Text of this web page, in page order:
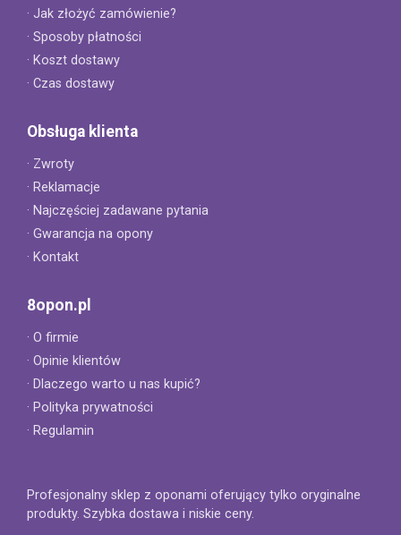
· Jak złożyć zamówienie?
· Sposoby płatności
· Koszt dostawy
· Czas dostawy
Obsługa klienta
· Zwroty
· Reklamacje
· Najczęściej zadawane pytania
· Gwarancja na opony
· Kontakt
8opon.pl
· O firmie
· Opinie klientów
· Dlaczego warto u nas kupić?
· Polityka prywatności
· Regulamin
Profesjonalny sklep z oponami oferujący tylko oryginalne
produkty. Szybka dostawa i niskie ceny.